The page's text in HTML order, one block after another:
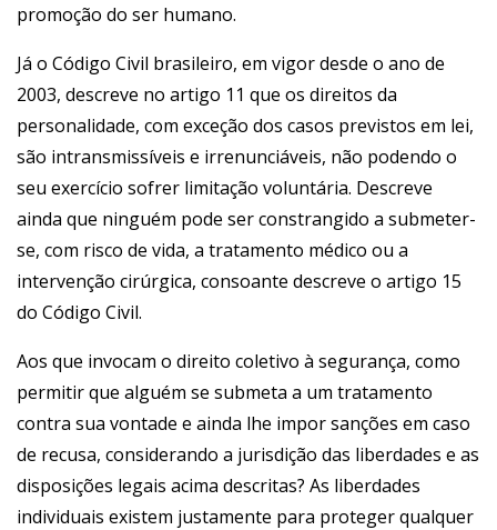
promoção do ser humano.
Já o Código Civil brasileiro, em vigor desde o ano de
2003, descreve no artigo 11 que os direitos da
personalidade, com exceção dos casos previstos em lei,
são intransmissíveis e irrenunciáveis, não podendo o
seu exercício sofrer limitação voluntária. Descreve
ainda que ninguém pode ser constrangido a submeter-
se, com risco de vida, a tratamento médico ou a
intervenção cirúrgica, consoante descreve o artigo 15
do Código Civil.
Aos que invocam o direito coletivo à segurança, como
permitir que alguém se submeta a um tratamento
contra sua vontade e ainda lhe impor sanções em caso
de recusa, considerando a jurisdição das liberdades e as
disposições legais acima descritas? As liberdades
individuais existem justamente para proteger qualquer